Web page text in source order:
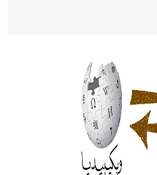
ورسالته في جروح الرأس. ويعود
من الدين والفلسفة.
حيواني يتكون في البحر ويتركب
وهو أحمر أو شديد الحمرة وهو
الحجم ويسمى الش